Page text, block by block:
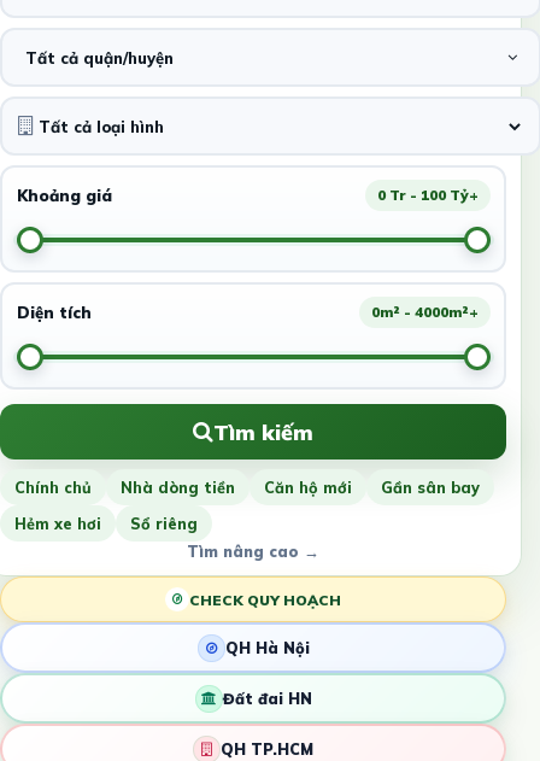
Tất cả quận/huyện
Khoảng giá 0 Tr - 100 Tỷ+
Diện tích 0m² - 4000m²+
Tìm kiếm
Chính chủ Nhà dòng tiền Căn hộ mới
Gần sân bay
Hẻm xe hơi
Sổ riêng
Tìm nâng cao →
CHECK QUY HOẠCH
QH Hà Nội
Đất đai HN
QH TP.HCM